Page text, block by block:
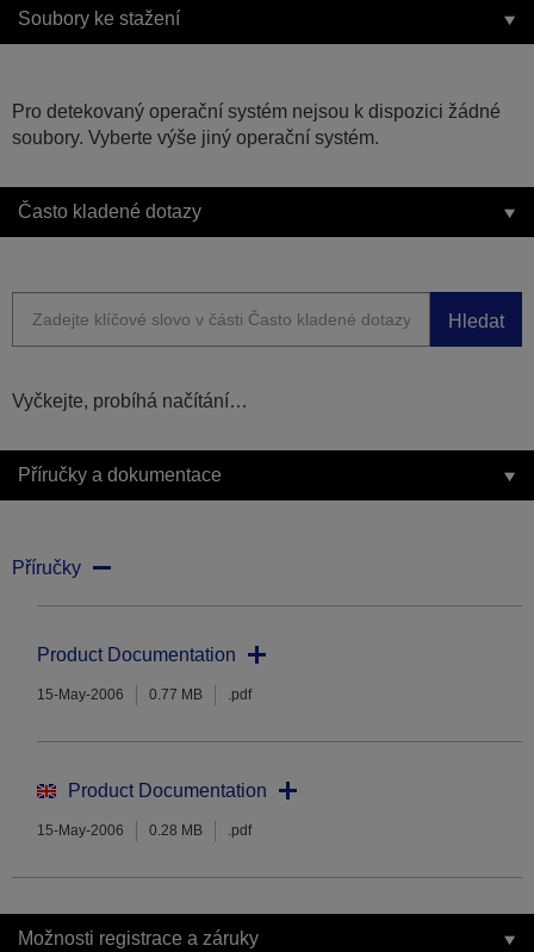
Soubory ke stažení
Pro detekovaný operační systém nejsou k dispozici žádné
soubory. Vyberte výše jiný operační systém.
Často kladené dotazy
Hledat
Vyčkejte, probíhá načítání…
Příručky a dokumentace
Příručky
Product Documentation
15-May-2006 0.77 MB .pdf
Product Documentation
15-May-2006 0.28 MB .pdf
Možnosti registrace a záruky